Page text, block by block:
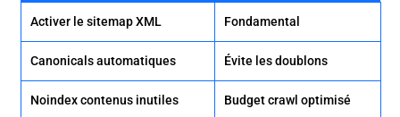
Activer le sitemap XML Fondamental
Canonicals automatiques Évite les doublons
Noindex contenus inutiles Budget crawl optimisé